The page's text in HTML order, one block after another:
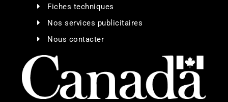
Fiches techniques
Nos services publicitaires
Nous contacter